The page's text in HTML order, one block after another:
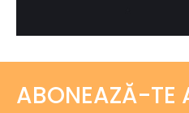
ABONEAZĂ-TE